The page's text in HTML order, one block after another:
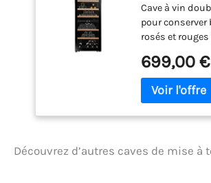
102
Cave à vin
pour conserver
rosés et
supérieure de
pour vins
zone inférieure
organisation
699,00 €
Découvrez d’autres caves de mise à